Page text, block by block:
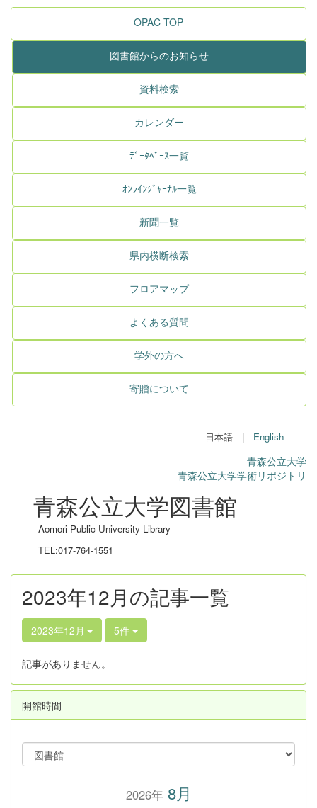
OPAC TOP
図書館からのお知らせ
資料検索
カレンダー
ﾃﾞｰﾀﾍﾞｰｽ一覧
ｵﾝﾗｲﾝｼﾞｬｰﾅﾙ一覧
新聞一覧
県内横断検索
フロアマップ
よくある質問
学外の方へ
寄贈について
日本語 | English
青森公立大学
青森公立大学学術リポジトリ
青森公立大学図書館
Aomori Public University Library
TEL:017-764-1551
2023年12月の記事一覧
2023年12月 5件
記事がありません。
開館時間
2026年8月